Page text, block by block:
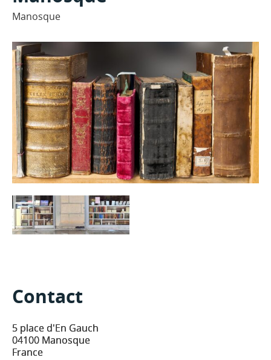
Manosque
Contact
5 place d'En Gauch
04100 Manosque
France